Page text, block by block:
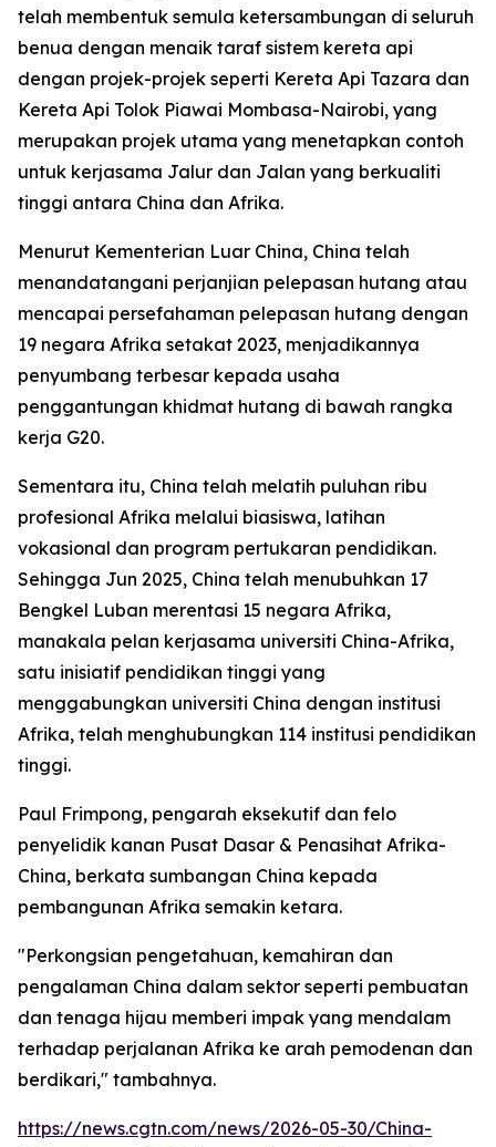
telah membentuk semula ketersambungan di seluruh
benua dengan menaik taraf sistem kereta api
dengan projek-projek seperti Kereta Api Tazara dan
Kereta Api Tolok Piawai Mombasa-Nairobi, yang
merupakan projek utama yang menetapkan contoh
untuk kerjasama Jalur dan Jalan yang berkualiti
tinggi antara China dan Afrika.
Menurut Kementerian Luar China, China telah
menandatangani perjanjian pelepasan hutang atau
mencapai persefahaman pelepasan hutang dengan
19 negara Afrika setakat 2023, menjadikannya
penyumbang terbesar kepada usaha
penggantungan khidmat hutang di bawah rangka
kerja G20.
Sementara itu, China telah melatih puluhan ribu
profesional Afrika melalui biasiswa, latihan
vokasional dan program pertukaran pendidikan.
Sehingga Jun 2025, China telah menubuhkan 17
Bengkel Luban merentasi 15 negara Afrika,
manakala pelan kerjasama universiti China-Afrika,
satu inisiatif pendidikan tinggi yang
menggabungkan universiti China dengan institusi
Afrika, telah menghubungkan 114 institusi pendidikan
tinggi.
Paul Frimpong, pengarah eksekutif dan felo
penyelidik kanan Pusat Dasar & Penasihat Afrika-
China, berkata sumbangan China kepada
pembangunan Afrika semakin ketara.
"Perkongsian pengetahuan, kemahiran dan
pengalaman China dalam sektor seperti pembuatan
dan tenaga hijau memberi impak yang mendalam
terhadap perjalanan Afrika ke arah pemodenan dan
berdikari," tambahnya.
https://news.cgtn.com/news/2026-05-30/China-